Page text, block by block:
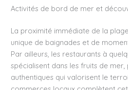
Activités de bord de mer et
La proximité immédiate de la
unique de baignades et de
Par ailleurs, les restaurants à
spécialisent dans les fruits de
authentiques qui valorisent le